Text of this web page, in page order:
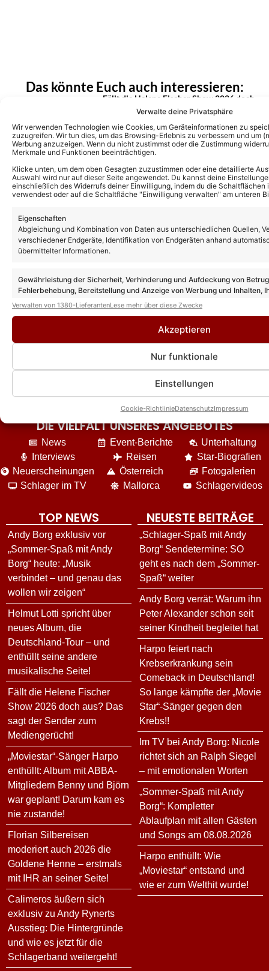
Verwalte deine Privatsphäre
Wir verwenden Technologien wie Cookies, um Geräteinformationen zu
zuzugreifen. Wir tun dies, um das Browsing-Erlebnis zu verbessern und um
Werbung anzuzeigen. Wenn du nicht zustimmst oder die Zustimmung
Merkmale und Funktionen beeinträchtigen.
Klicke unten, um dem oben Gesagten zuzustimmen oder eine detaillierte
Auswahl wird nur auf dieser Seite angewendet. Du kannst deine
einschließlich des Widerrufs deiner Einwilligung, indem du die
verwendest oder auf die Schaltfläche "Einwilligung verwalten" am unteren
Eigenschaften
Abgleichung und Kombination von Daten aus unterschiedlichen Quellen,
verschiedener Endgeräte, Identifikation von Endgeräten anhand
übermittelter Informationen.
Gewährleistung der Sicherheit, Verhinderung und Aufdeckung von
Fehlerbehebung, Bereitstellung und Anzeige von Werbung und Inhalten,
Entscheidungen zum Datenschutz speichern und übermitteln.
Verwalten von 1380-LieferantenLese mehr über diese Zwecke
Akzeptieren
Nur funktionale
Einstellungen
Cookie-RichtlinieDatenschutzImpressum
Das könnte Euch auch interessieren:
Fällt die Helene Fischer Show 2026 doch
aus? Das sagt der Sender zum
Mediengerücht!
Helene Fischer: Findet ihre Show 2026
wieder statt? So ist der aktuelle Stand der
Dinge!
in Schladming jetzt erhältlich! Erster
Termin bereits ausverkauft!
Helene Fischer eröffnet Ski-Opening 2026
in Schladming
DIE VIELFALT UNSERES ANGEBOTES
News
Interviews
Neuerscheinungen
Schlager im TV
Event-Berichte
Reisen
Österreich
Mallorca
Unterhaltung
Star-Biografien
Fotogalerien
Schlagervideos
TOP NEWS
Andy Borg exklusiv vor
„Sommer-Spaß mit Andy
Borg“ heute: „Musik
verbindet – und genau das
wollen wir zeigen“
Helmut Lotti spricht über
neues Album, die
Deutschland-Tour – und
enthüllt seine andere
musikalische Seite!
Fällt die Helene Fischer
Show 2026 doch aus? Das
sagt der Sender zum
Mediengerücht!
„Moviestar“-Sänger Harpo
enthüllt: Album mit ABBA-
Mitgliedern Benny und Björn
war geplant! Darum kam es
nie zustande!
Florian Silbereisen
moderiert auch 2026 die
Goldene Henne – erstmals
mit IHR an seiner Seite!
Calimeros äußern sich
exklusiv zu Andy Rynerts
Ausstieg: Die Hintergründe
und wie es jetzt für die
Schlagerband weitergeht!
NEUESTE BEITRÄGE
„Schlager-Spaß mit Andy
Borg“ Sendetermine: SO
geht es nach dem „Sommer-
Spaß“ weiter
Andy Borg verrät: Warum ihn
Peter Alexander schon seit
seiner Kindheit begleitet hat
Harpo feiert nach
Krebserkrankung sein
Comeback in Deutschland!
So lange kämpfte der „Movie
Star“-Sänger gegen den
Krebs!!
Im TV bei Andy Borg: Nicole
richtet sich an Ralph Siegel
– mit emotionalen Worten
„Sommer-Spaß mit Andy
Borg“: Kompletter
Ablaufplan mit allen Gästen
und Songs am 08.08.2026
Harpo enthüllt: Wie
„Moviestar“ entstand und
wie er zum Welthit wurde!